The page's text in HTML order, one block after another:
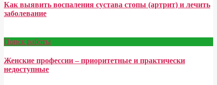
Как выявить воспаления сустава стопы (артрит) и лечить
заболевание
Поиск работы
Женские профессии – приоритетные и практически
недоступные